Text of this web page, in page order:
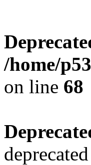
/home/
on line 68